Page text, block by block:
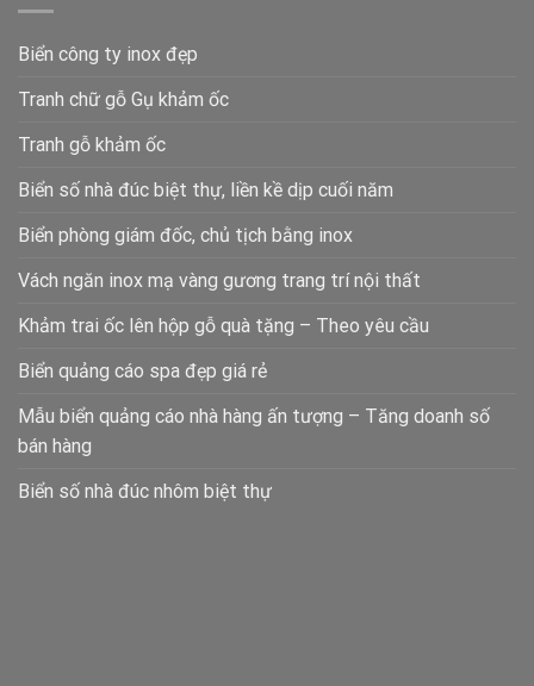
Biển công ty inox đẹp
Tranh chữ gỗ Gụ khảm ốc
Tranh gỗ khảm ốc
Biển số nhà đúc biệt thự, liền kề dịp cuối năm
Biển phòng giám đốc, chủ tịch bằng inox
Vách ngăn inox mạ vàng gương trang trí nội thất
Khảm trai ốc lên hộp gỗ quà tặng – Theo yêu cầu
Biển quảng cáo spa đẹp giá rẻ
Mẫu biển quảng cáo nhà hàng ấn tượng – Tăng doanh số
bán hàng
Biển số nhà đúc nhôm biệt thự